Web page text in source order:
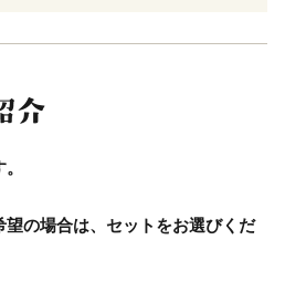
の場合は、セットをお選びくだ